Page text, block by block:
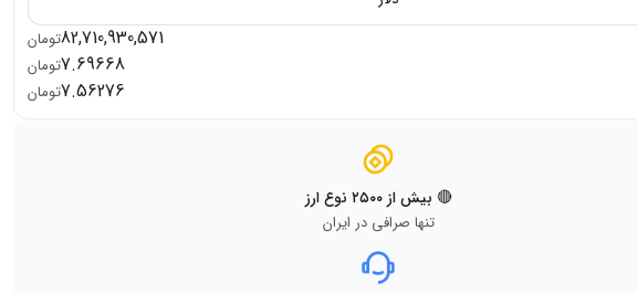
82,710,930,571تومان
7.69668تومان
7.56276تومان
🔴 بیش از ۲۵۰۰ نوع ارز
تنها صرافی در ایران